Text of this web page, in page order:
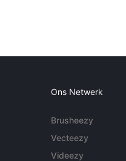
Ons Netwerk
Brusheezy
Vecteezy
Videezy